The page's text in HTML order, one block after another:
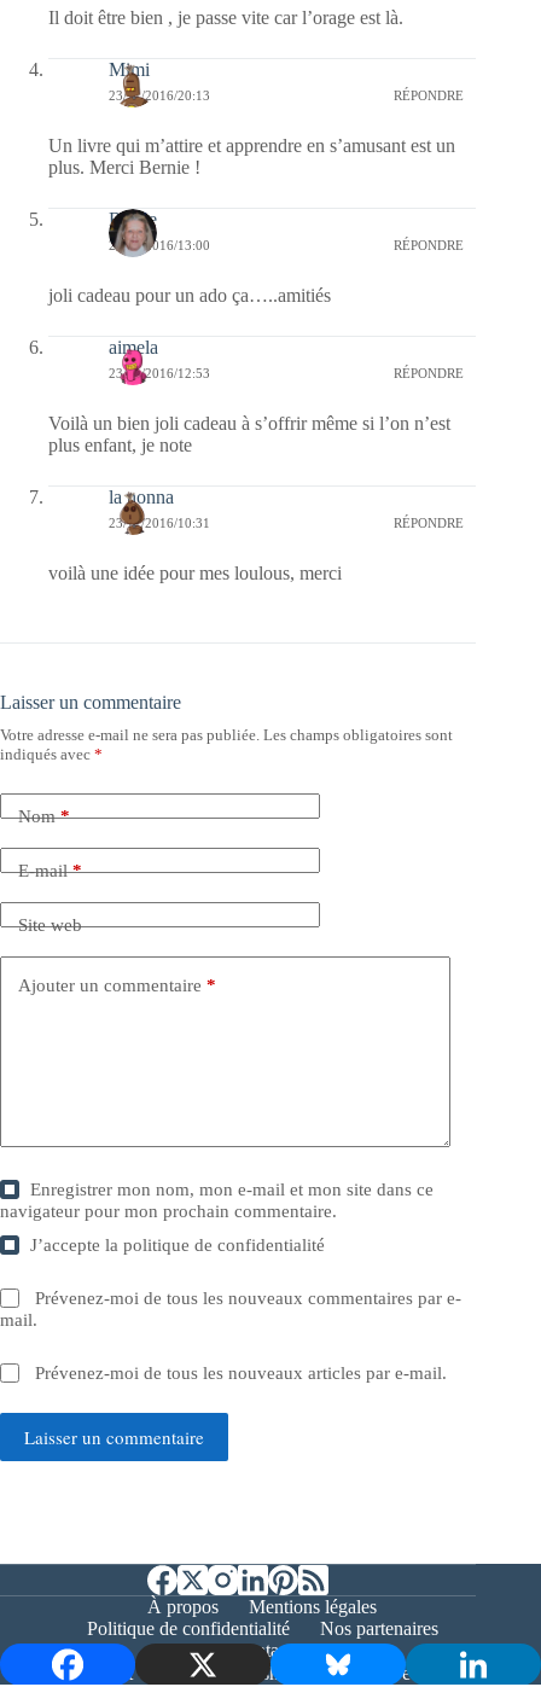
Il doit être bien , je passe vite car l’orage est là.
Mimi
23/11/2016/20:13 RÉPONDRE
Un livre qui m’attire et apprendre en s’amusant est un
plus. Merci Bernie !
Renee
23/11/2016/13:00 RÉPONDRE
joli cadeau pour un ado ça…..amitiés
aimela
23/11/2016/12:53 RÉPONDRE
Voilà un bien joli cadeau à s’offrir même si l’on n’est
plus enfant, je note
la nonna
23/11/2016/10:31 RÉPONDRE
voilà une idée pour mes loulous, merci
Laisser un commentaire
Votre adresse e-mail ne sera pas publiée. Les champs obligatoires sont
indiqués avec *
Nom*
E-mail*
Site web
Ajouter un commentaire *
Enregistrer mon nom, mon e-mail et mon site dans ce
navigateur pour mon prochain commentaire.
J’accepte lapolitique de confidentialité
Prévenez-moi de tous les nouveaux commentaires par e-
mail.
Prévenez-moi de tous les nouveaux articles par e-mail.
Laisser un commentaire
À propos
Mentions légales
Politique de confidentialité
Nos partenaires
Contact
Copyright © 2026 - Bernieshoot.fr Journal Web